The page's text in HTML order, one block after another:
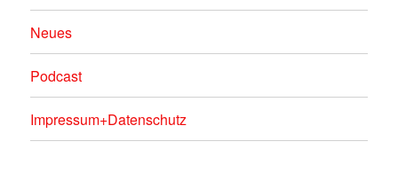
Neues
Podcast
Impressum+Datenschutz